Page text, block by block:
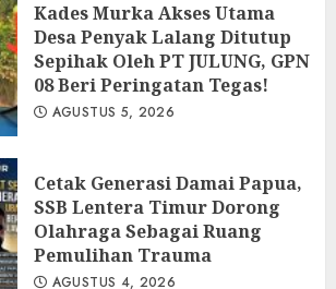
Kades Murka Akses Utama
Desa Penyak Lalang Ditutup
Sepihak Oleh PT JULUNG, GPN
08 Beri Peringatan Tegas!
AGUSTUS 5, 2026
Cetak Generasi Damai Papua,
SSB Lentera Timur Dorong
Olahraga Sebagai Ruang
Pemulihan Trauma
AGUSTUS 4, 2026